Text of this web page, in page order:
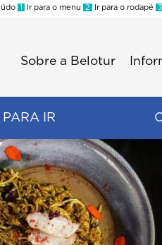
1 Ir para o menu 2 Ir para o rodapé 3
Sobre a Belotur
PARA IR